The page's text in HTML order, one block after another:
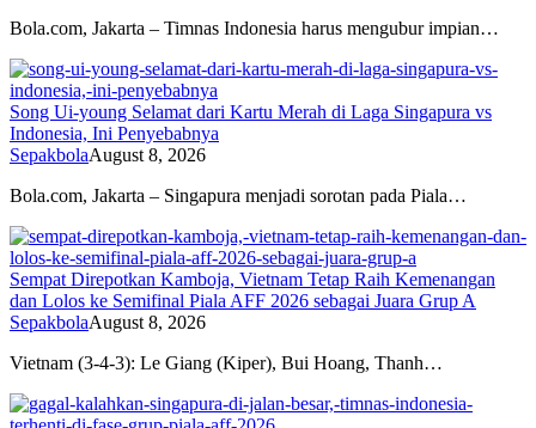
Bola.com, Jakarta – Timnas Indonesia harus mengubur impian…
Song Ui-young Selamat dari Kartu Merah di Laga Singapura vs
Indonesia, Ini Penyebabnya
SepakbolaAugust 8, 2026
Bola.com, Jakarta – Singapura menjadi sorotan pada Piala…
Sempat Direpotkan Kamboja, Vietnam Tetap Raih Kemenangan
dan Lolos ke Semifinal Piala AFF 2026 sebagai Juara Grup A
SepakbolaAugust 8, 2026
Vietnam (3-4-3): Le Giang (Kiper), Bui Hoang, Thanh…